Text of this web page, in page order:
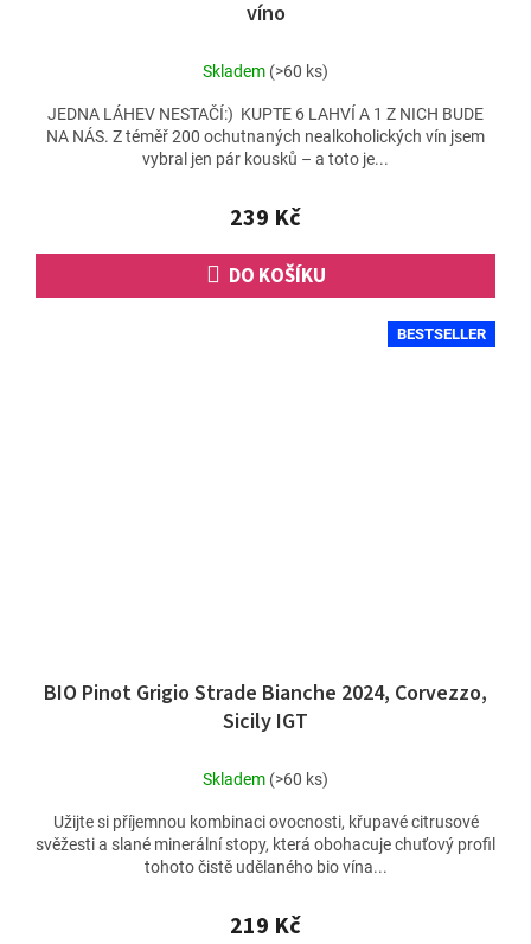
víno
Skladem (>60 ks)
239 Kč
DO KOŠÍKU
JEDNA LÁHEV NESTAČÍ:) KUPTE 6 LAHVÍ A 1 Z NICH BUDE
NA NÁS. Z téměř 200 ochutnaných nealkoholických vín jsem
vybral jen pár kousků – a toto je...
BESTSELLER
BIO Pinot Grigio Strade Bianche 2024, Corvezzo,
Sicily IGT
Skladem (>60 ks)
219 Kč
Užijte si příjemnou kombinaci ovocnosti, křupavé citrusové
svěžesti a slané minerální stopy, která obohacuje chuťový profil
tohoto čistě udělaného bio vína...